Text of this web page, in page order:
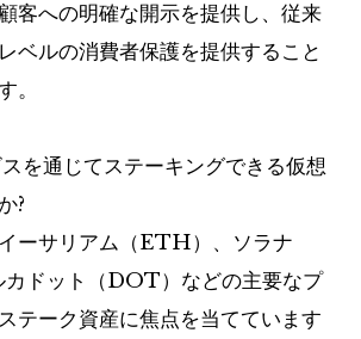
客への明確な開示を提供し、従来
ベルの消費者保護を提供すること
。
を通じてステーキングできる仮想
?
ーサリアム（ETH）、ソラナ
カドット（DOT）などの主要なプ
テーク資産に焦点を当てています